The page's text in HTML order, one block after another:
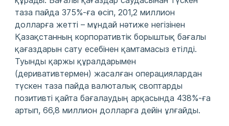
таза пайда 375%-ға өсіп, 201,2 миллион
долларға жетті – мұндай нәтиже негізінен
Қазақстанның корпоративтік борыштық бағалы
қағаздарын сату есебінен қамтамасыз етілді.
Туынды қаржы құралдарымен
(деривативтермен) жасалған операциялардан
түскен таза пайда валюталық своптарды
позитивті қайта бағалаудың арқасында 438%-ға
артып, 66,8 миллион долларға дейін ұлғайды.